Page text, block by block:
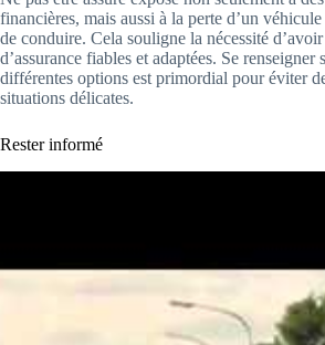
financières, mais aussi à la perte d’un
de conduire. Cela souligne la nécessité
d’assurance fiables et adaptées. Se renseigner
différentes options est primordial pour éviter
situations délicates.
Rester informé